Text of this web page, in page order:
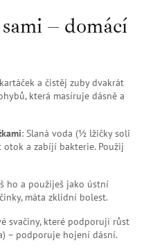
– domácí
a čistěj zuby dvakrát
která masíruje dásně a
: Slaná voda (½ lžičky soli
a zabíjí bakterie. Použij
ho a použiješ jako ústní
máta zklidní bolest.
svačiny, které podporují růst
– podporuje hojení dásní.